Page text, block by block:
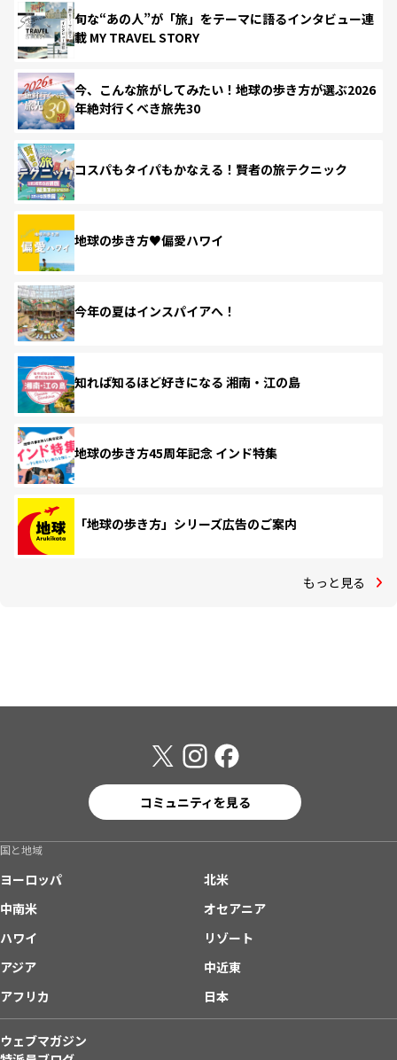
旬な“あの人”が「旅」をテーマに語るインタビュー連
載 MY TRAVEL STORY
今、こんな旅がしてみたい！地球の歩き方が選ぶ2026
年絶対行くべき旅先30
コスパもタイパもかなえる！賢者の旅テクニック
地球の歩き方♥偏愛ハワイ
今年の夏はインスパイアへ！
知れば知るほど好きになる 湘南・江の島
地球の歩き方45周年記念 インド特集
「地球の歩き方」シリーズ広告のご案内
もっと見る
コミュニティを見る
国と地域
ヨーロッパ
北米
中南米
オセアニア
ハワイ
リゾート
アジア
中近東
アフリカ
日本
ウェブマガジン